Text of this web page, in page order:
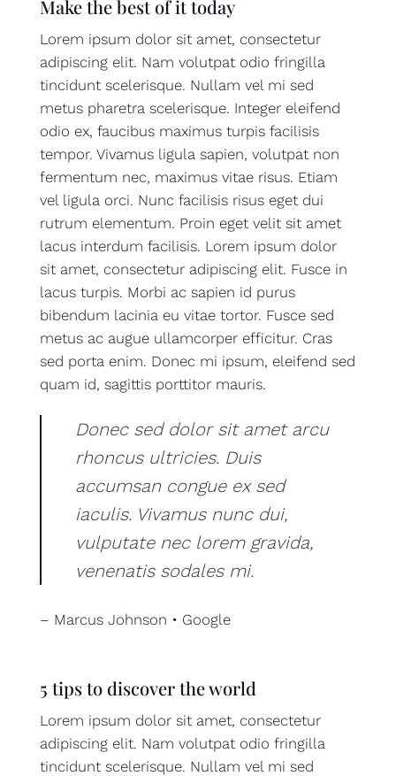
Make the best of it today
Lorem ipsum dolor sit amet, consectetur
adipiscing elit. Nam volutpat odio fringilla
tincidunt scelerisque. Nullam vel mi sed
metus pharetra scelerisque. Integer eleifend
odio ex, faucibus maximus turpis facilisis
tempor. Vivamus ligula sapien, volutpat non
fermentum nec, maximus vitae risus. Etiam
vel ligula orci. Nunc facilisis risus eget dui
rutrum elementum. Proin eget velit sit amet
lacus interdum facilisis. Lorem ipsum dolor
sit amet, consectetur adipiscing elit. Fusce in
lacus turpis. Morbi ac sapien id purus
bibendum lacinia eu vitae tortor. Fusce sed
metus ac augue ullamcorper efficitur. Cras
sed porta enim. Donec mi ipsum, eleifend sed
quam id, sagittis porttitor mauris.
Donec sed dolor sit amet arcu
rhoncus ultricies. Duis
accumsan congue ex sed
iaculis. Vivamus nunc dui,
vulputate nec lorem gravida,
venenatis sodales mi.
– Marcus Johnson • Google
5 tips to discover the world
Lorem ipsum dolor sit amet, consectetur
adipiscing elit. Nam volutpat odio fringilla
tincidunt scelerisque. Nullam vel mi sed